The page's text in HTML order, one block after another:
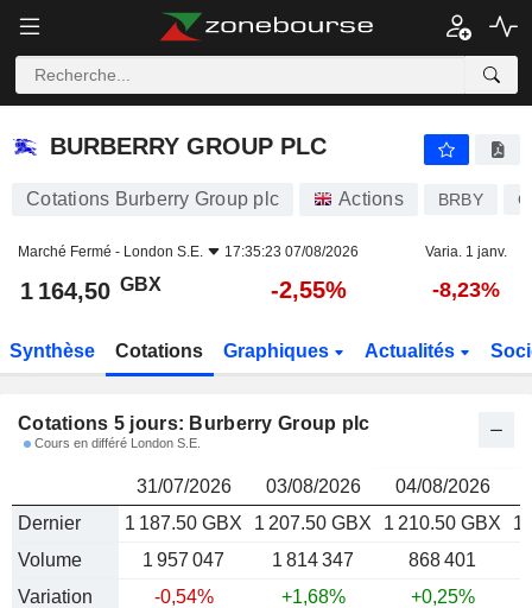
BURBERRY GROUP PLC 1 164,50
BURBERRY GROUP PLC
Cotations Burberry Group plc Actions BRBY
Marché Fermé - London S.E. 17:35:23 07/08/2026 Varia. 1 janv.
1 164,50 GBX -2,55% -8,23%
Synthèse Cotations Graphiques Actualités
Cotations 5 jours: Burberry Group plc
Cours en différé London S.E.
31/07/2026 03/08/2026 04/08/2026
Dernier
1 187.50 GBX 1 207.50 GBX 1 210.50 GBX
1
Volume
1 957 047 1 814 347 868 401
Variation
-0,54% +1,68%
+0,25%